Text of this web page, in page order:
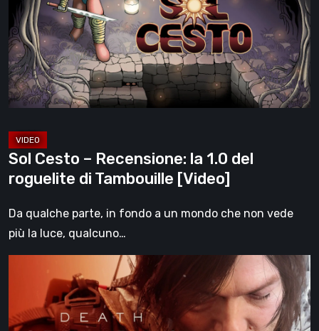
Recensione:
la
1.0
del
roguelite
di
[Video]
Sol Cesto – Recensione: la 1.0 del
roguelite di Tambouille [Video]
Da qualche parte, in fondo a un mondo che non vede
più la luce, qualcuno…
Stranding
On